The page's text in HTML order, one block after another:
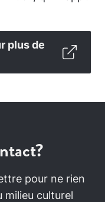
plus de
pour ne rien
milieu culturel